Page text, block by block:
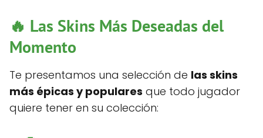
🔥 Las Skins Más Deseadas del
Momento
Te presentamos una selección de las skins
más épicas y populares que todo jugador
quiere tener en su colección: